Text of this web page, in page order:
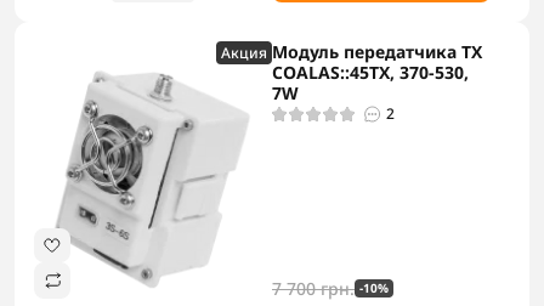
Акция Модуль передатчика TX
COALAS::45TX, 370-530,
7W
2
7 700 грн. -10%